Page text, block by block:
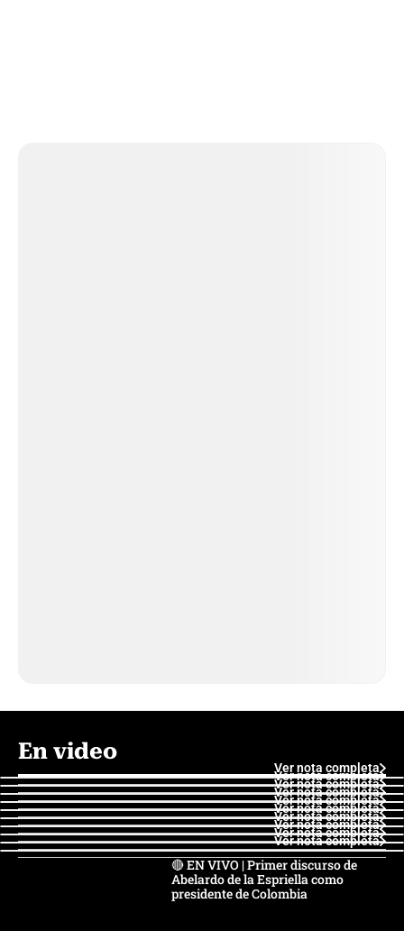
En video
Ver nota completa
Ver nota completa
Ver nota completa
Ver nota completa
Ver nota completa
Ver nota completa
Ver nota completa
Ver nota completa
Ver nota completa
Ver nota completa
🔴 EN VIVO | Primer discurso de
Abelardo de la Espriella como
presidente de Colombia